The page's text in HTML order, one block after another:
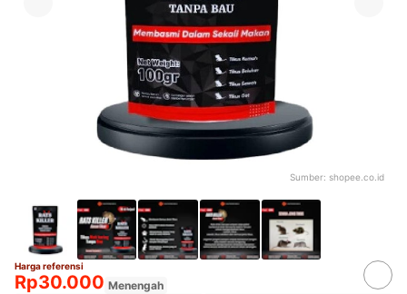
Sumber: shopee.co.id
Harga referensi
Rp30.000 Menengah